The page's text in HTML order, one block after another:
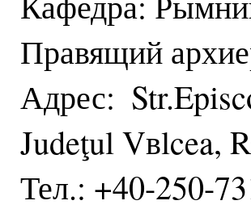
Правящий
Адрес:
Judeţul Vвlcea,
Тел.: +40-250-